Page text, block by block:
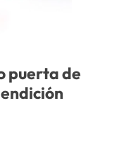
puerta de